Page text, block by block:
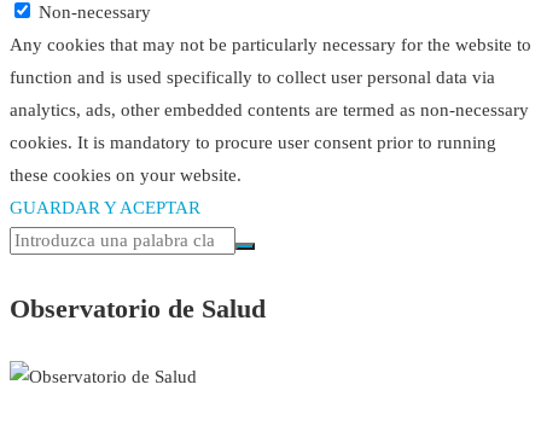
Non-necessary
Any cookies that may not be particularly necessary for the website to
function and is used specifically to collect user personal data via
analytics, ads, other embedded contents are termed as non-necessary
cookies. It is mandatory to procure user consent prior to running
these cookies on your website.
GUARDAR Y ACEPTAR
Observatorio de Salud